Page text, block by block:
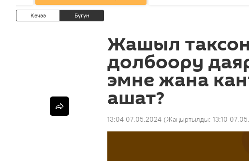
Кечээ Бүгүн
Жашыл
долбоору
эмне жана
ашат?
13:04 07.05.2024 (Жаңыртылды: 13:10